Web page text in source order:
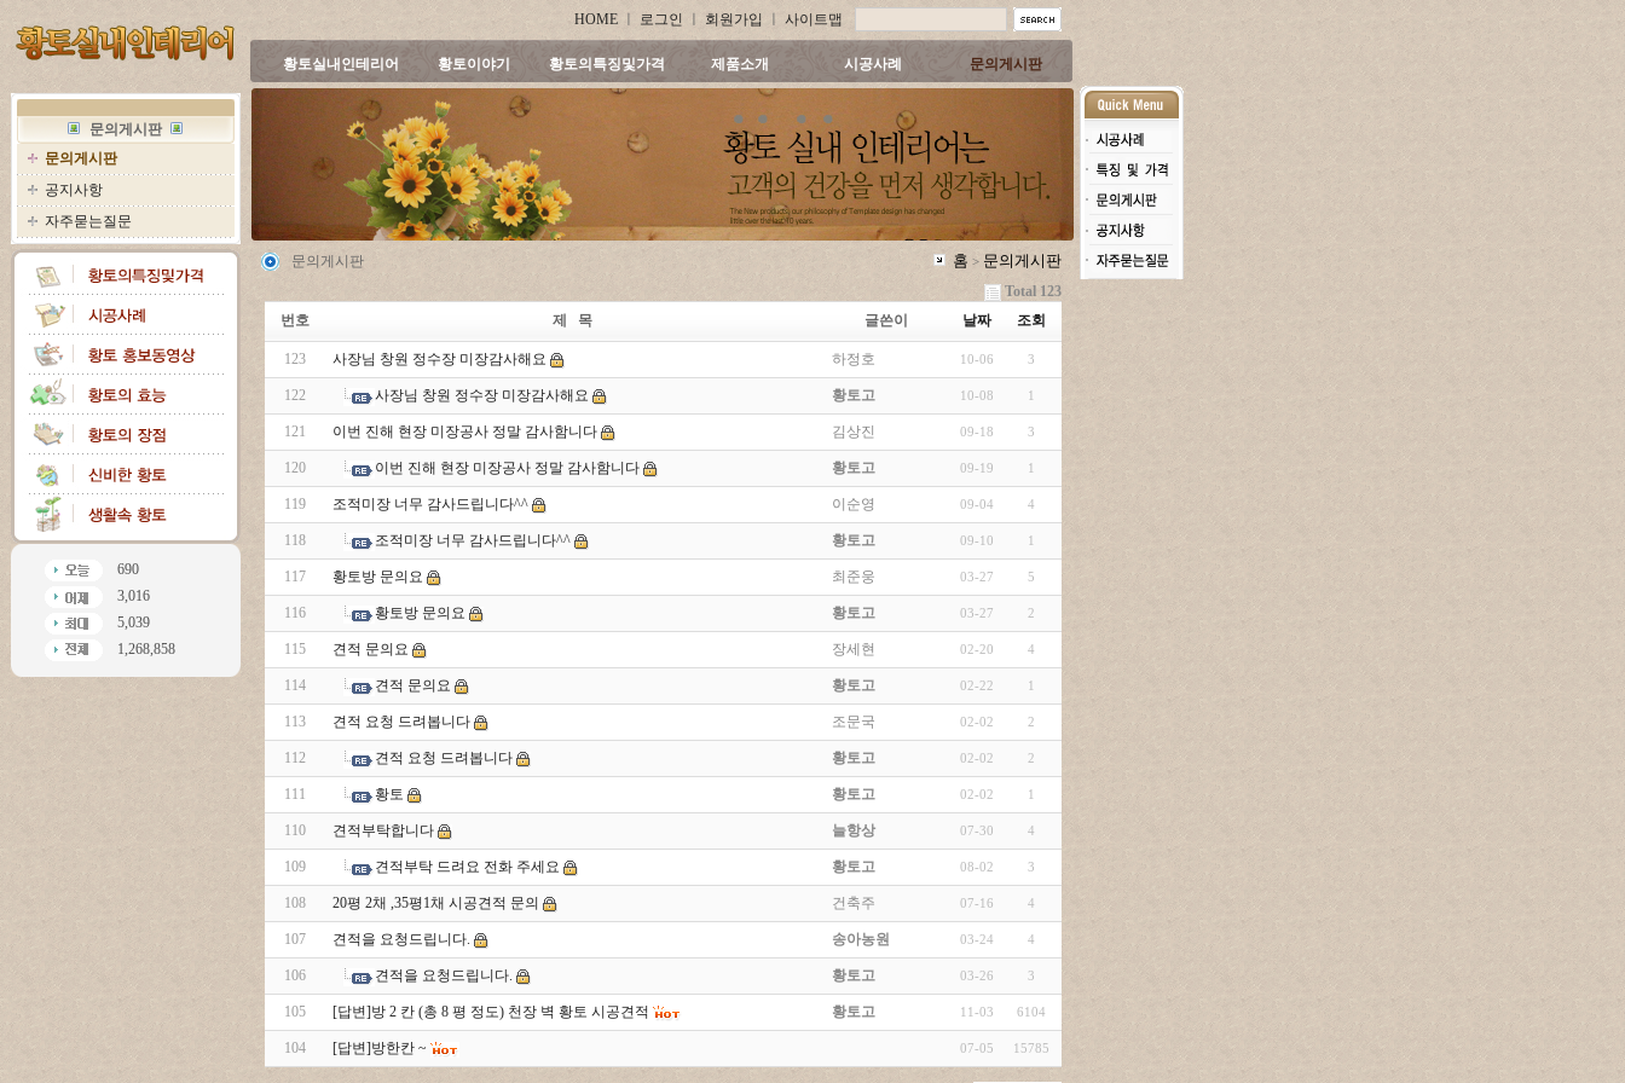
HOME 로그인 회원가입 사이트맵
황토실내인테리어 황토이야기 황토의특징및가격 제품소개 시공사례 문의게시판
문의게시판
문의게시판
공지사항
자주묻는질문
690
3,016
5,039
1,268,858
문의게시판 홈 > 문의게시판
Total 123
번호
제 목 글쓴이 날짜 조회
123 사장님 창원 정수장 미장감사해요 하정호 10-06 3
122 사장님 창원 정수장 미장감사해요 황토고 10-08 1
121 이번 진해 현장 미장공사 정말 감사함니다 김상진 09-18 3
120 이번 진해 현장 미장공사 정말 감사함니다 황토고 09-19 1
119 조적미장 너무 감사드립니다^^ 이순영 09-04 4
118 조적미장 너무 감사드립니다^^ 황토고 09-10 1
117 황토방 문의요 최준웅 03-27 5
116 황토방 문의요 황토고 03-27 2
115 견적 문의요 장세현 02-20 4
114 견적 문의요 황토고 02-22 1
113 견적 요청 드려봅니다 조문국 02-02 2
112 견적 요청 드려봅니다 황토고 02-02 2
111 황토 황토고 02-02 1
110 견적부탁합니다 늘항상 07-30 4
109 견적부탁 드려요 전화 주세요 황토고 08-02 3
108 20평 2채 ,35평1채 시공견적 문의 건축주 07-16 4
107 견적을 요청드립니다. 송아농원 03-24 4
106 견적을 요청드립니다. 황토고 03-26 3
105 [답변]방 2 칸 (총 8 평 정도) 천장 벽 황토 시공견적 황토고 11-03 6104
104 [답변]방한칸 ~ 07-05 15785